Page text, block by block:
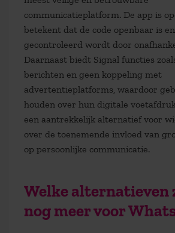
communicatieplatform. De app is
betekent dat de code openbaar is
gecontroleerd wordt door
Daarnaast biedt Signal functies
berichten en geen koppeling met
advertentieplatforms, waardoor
houden over hun digitale
een aantrekkelijk alternatief voor
over de toenemende invloed van
op persoonlijke communicatie.
Welke alternatieven
nog meer voor